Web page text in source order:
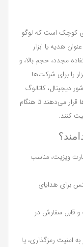
کوچک است که لوگو
هدیه یا ابزار
مجدد، حجم بالا، و
را برای شرکت‌ها
دیجیتال، کاتالوگ
می‌دهند تا هنگام
کنند.
ویزیت، مناسب
برای هدایای
قابل سفارش در
امنیت رمزگذاری، یا